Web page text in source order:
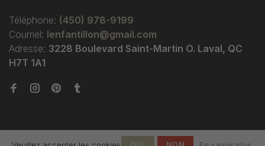
Téléphone: (450) 978-9199
Courriel: lenfantillon@gmail.com
Adresse: 3228 Boulevard Saint-Martin O. Laval, QC
H7T 1A1